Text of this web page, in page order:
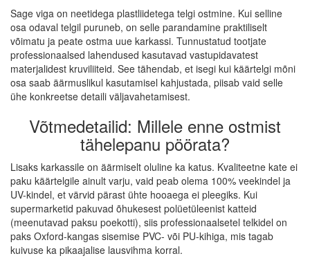
Sage viga on neetidega plastliidetega telgi ostmine. Kui selline
osa odaval telgil puruneb, on selle parandamine praktiliselt
võimatu ja peate ostma uue karkassi. Tunnustatud tootjate
professionaalsed lahendused kasutavad vastupidavatest
materjalidest kruviliiteid. See tähendab, et isegi kui käärtelgi mõni
osa saab äärmuslikul kasutamisel kahjustada, piisab vaid selle
ühe konkreetse detaili väljavahetamisest.
Võtmedetailid: Millele enne ostmist
tähelepanu pöörata?
Lisaks karkassile on äärmiselt oluline ka katus. Kvaliteetne kate ei
paku käärtelgile ainult varju, vaid peab olema 100% veekindel ja
UV-kindel, et värvid pärast ühte hooaega ei pleegiks. Kui
supermarketid pakuvad õhukesest polüetüleenist katteid
(meenutavad paksu poekotti), siis professionaalsetel telkidel on
paks Oxford-kangas sisemise PVC- või PU-kihiga, mis tagab
kuivuse ka pikaajalise lausvihma korral.